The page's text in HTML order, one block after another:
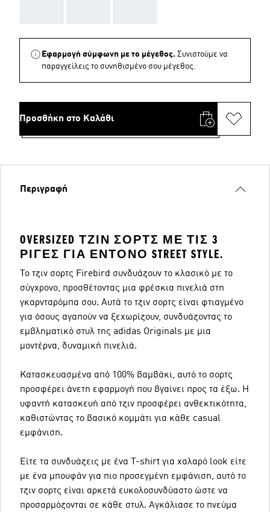
Εφαρμογή σύμφωνη με το μέγεθος. Συνιστούμε να
παραγγείλεις το συνηθισμένο σου μέγεθος.
Προσθήκη στο Καλάθι
Περιγραφή
OVERSIZED ΤΖΙΝ ΣΟΡΤΣ ΜΕ ΤΙΣ 3
ΡΊΓΕΣ ΓΙΑ ΈΝΤΟΝΟ STREET STYLE.
Το τζιν σορτς Firebird συνδυάζουν το κλασικό με το
σύγχρονο, προσθέτοντας μια φρέσκια πινελιά στη
γκαρνταρόμπα σου. Αυτά το τζιν σορτς είναι φτιαγμένο
για όσους αγαπούν να ξεχωρίζουν, συνδυάζοντας το
εμβληματικό στυλ της adidas Originals με μια
μοντέρνα, δυναμική πινελιά.
Κατασκευασμένα από 100% βαμβάκι, αυτό το σορτς
προσφέρει άνετη εφαρμογή που βγαίνει προς τα έξω. Η
υφαντή κατασκευή από τζιν προσφέρει ανθεκτικότητα,
καθιστώντας το βασικό κομμάτι για κάθε casual
εμφάνιση.
Είτε τα συνδυάζεις με ένα T-shirt για χαλαρό look είτε
με ένα μπουφάν για πιο προσεγμένη εμφάνιση, αυτό το
τζιν σορτς είναι αρκετά ευκολοσυνδύαστο ώστε να
προσαρμόζονται σε κάθε στυλ. Αγκάλιασε το πνεύμα